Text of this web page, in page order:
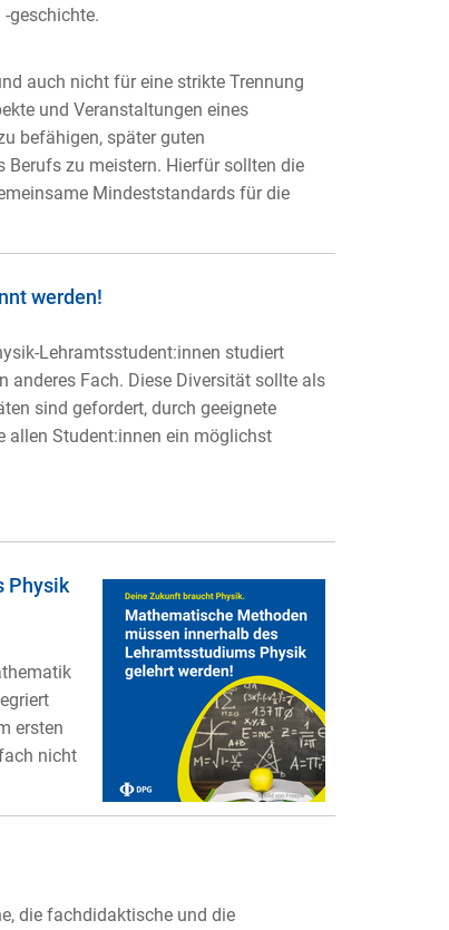
geschichte.
auch nicht für eine strikte Trennung
und Veranstaltungen eines
befähigen, später guten
Berufs zu meistern. Hierfür sollten die
Mindeststandards für die
werden!
Lehramtsstudent:innen studiert
anderes Fach. Diese Diversität sollte als
sind gefordert, durch geeignete
allen Student:innen ein möglichst
Physik
ersten
nicht
die fachdidaktische und die